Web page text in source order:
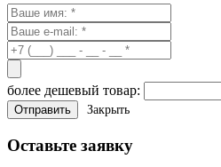
более дешевый товар:
Закрыть
Оставьте заявку